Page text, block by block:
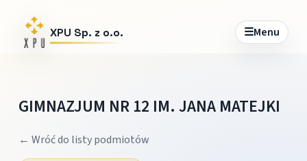
XPU Sp. z o.o. ☰Menu
GIMNAZJUM NR 12 IM. JANA MATEJKI
← Wróć do listy podmiotów